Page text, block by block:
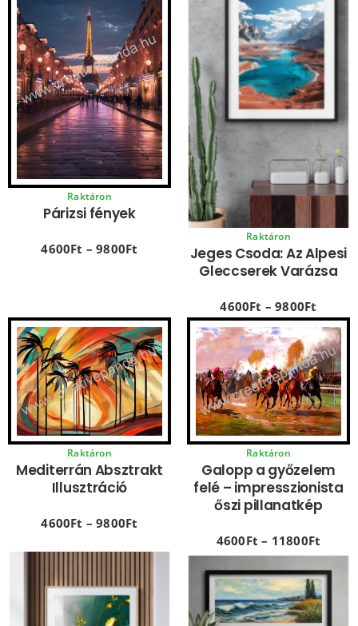
Raktáron
Párizsi fények
4600Ft –9800Ft
Raktáron
Jeges Csoda: Az Alpesi
Gleccserek Varázsa
4600Ft –9800Ft
Raktáron
Mediterrán Absztrakt
Illusztráció
4600Ft –9800Ft
Raktáron
Galopp a győzelem
felé – impresszionista
őszi pillanatkép
4600Ft – 11800Ft